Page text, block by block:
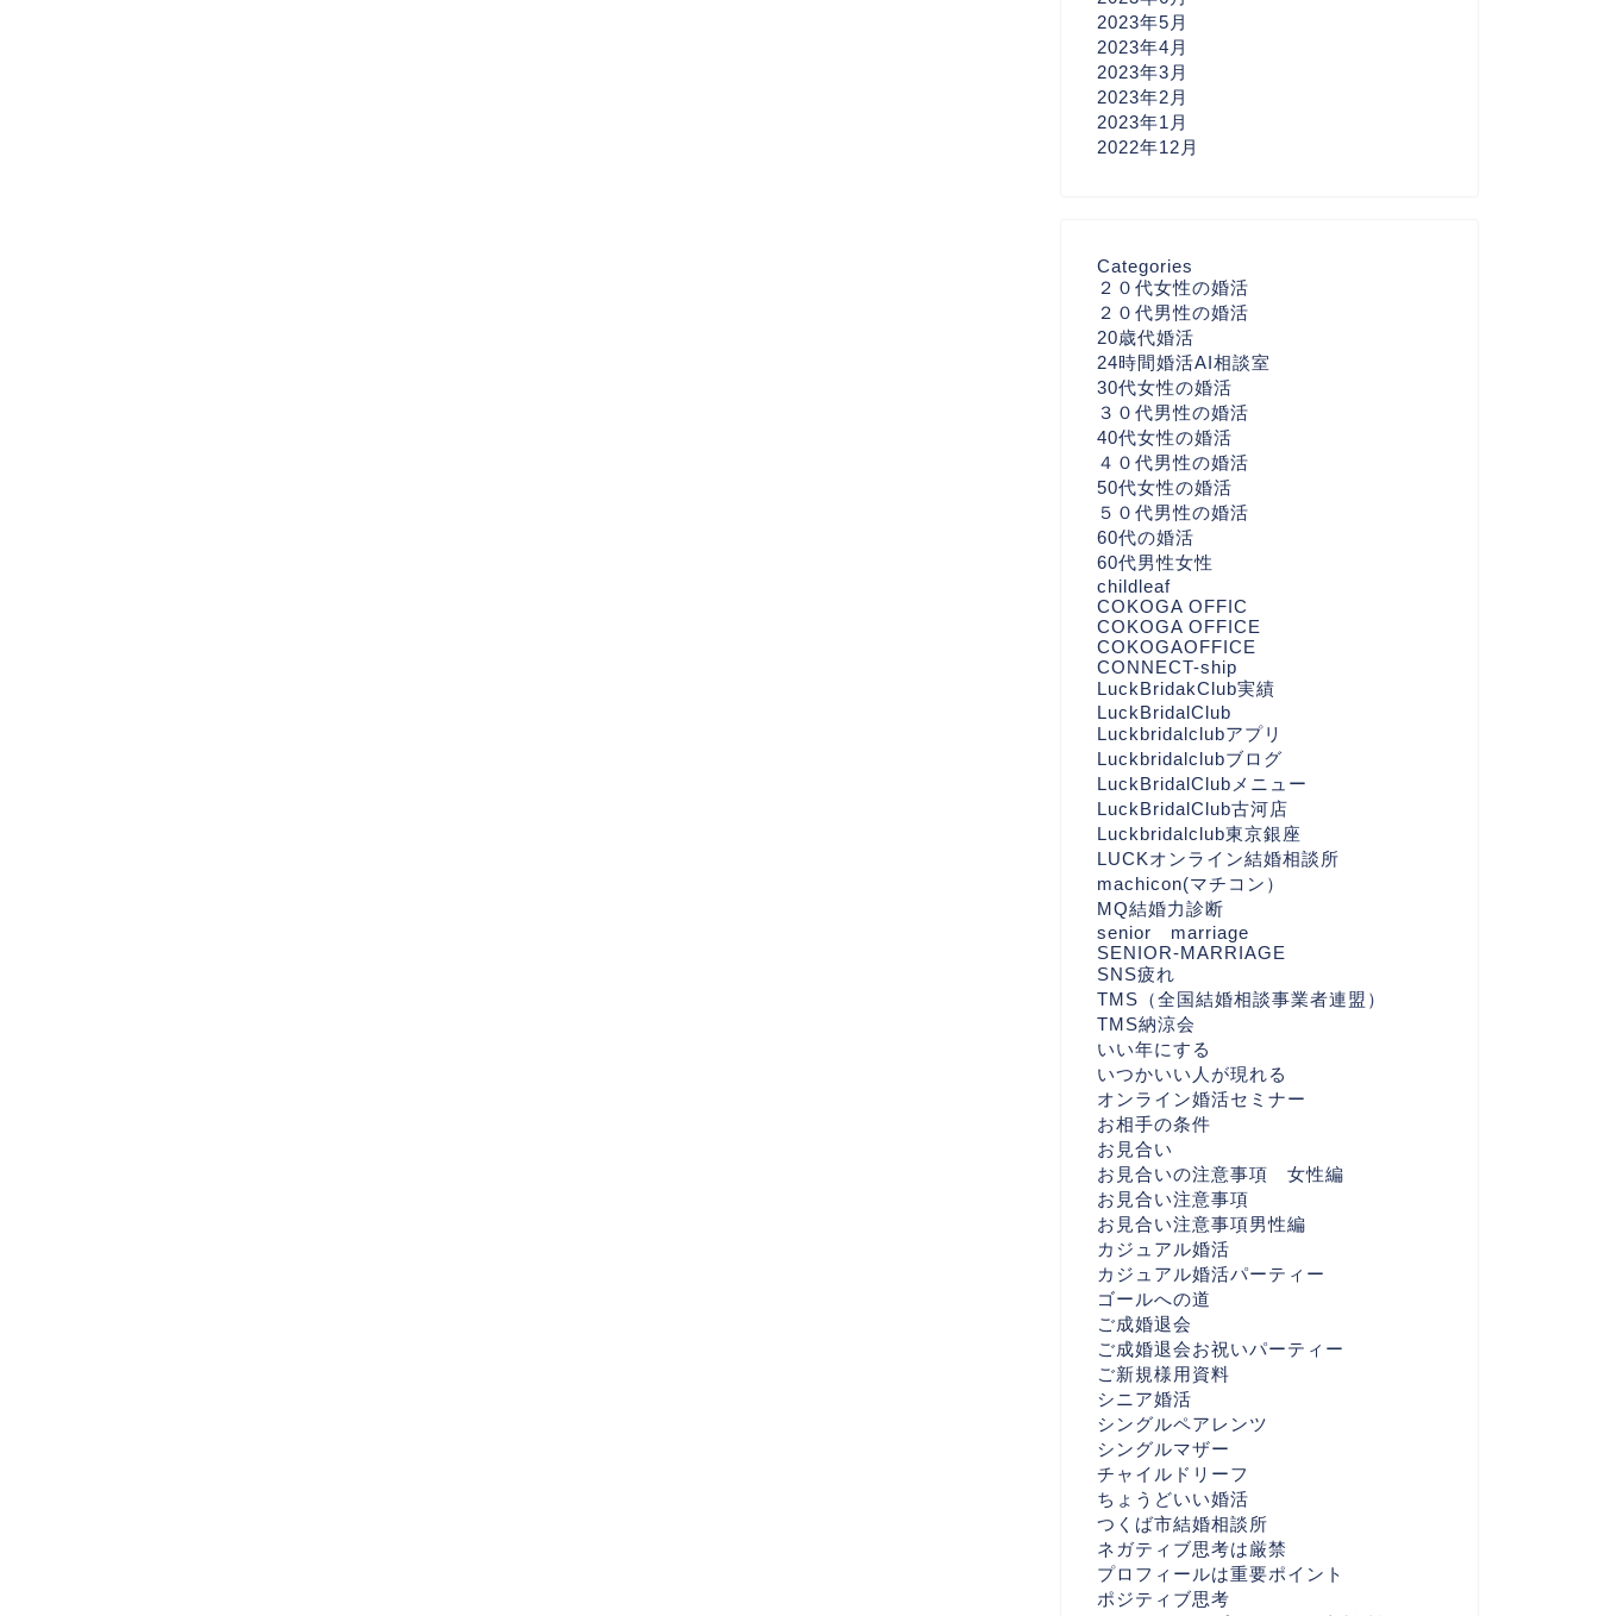
2023年5月
2023年4月
2023年3月
2023年2月
2023年1月
2022年12月
Categories
２０代女性の婚活
２０代男性の婚活
20歳代婚活
24時間婚活AI相談室
30代女性の婚活
３０代男性の婚活
40代女性の婚活
４０代男性の婚活
50代女性の婚活
５０代男性の婚活
60代の婚活
60代男性女性
childleaf
COKOGA OFFIC
COKOGA OFFICE
COKOGAOFFICE
CONNECT-ship
LuckBridakClub実績
LuckBridalClub
Luckbridalclubアプリ
Luckbridalclubブログ
LuckBridalClubメニュー
LuckBridalClub古河店
Luckbridalclub東京銀座
LUCKオンライン結婚相談所
machicon(マチコン）
MQ結婚力診断
senior marriage
SENIOR-MARRIAGE
SNS疲れ
TMS（全国結婚相談事業者連盟）
TMS納涼会
いい年にする
いつかいい人が現れる
オンライン婚活セミナー
お相手の条件
お見合い
お見合いの注意事項 女性編
お見合い注意事項
お見合い注意事項男性編
カジュアル婚活
カジュアル婚活パーティー
ゴールへの道
ご成婚退会
ご成婚退会お祝いパーティー
ご新規様用資料
シニア婚活
シングルペアレンツ
シングルマザー
チャイルドリーフ
ちょうどいい婚活
つくば市結婚相談所
ネガティブ思考は厳禁
プロフィールは重要ポイント
ポジティブ思考